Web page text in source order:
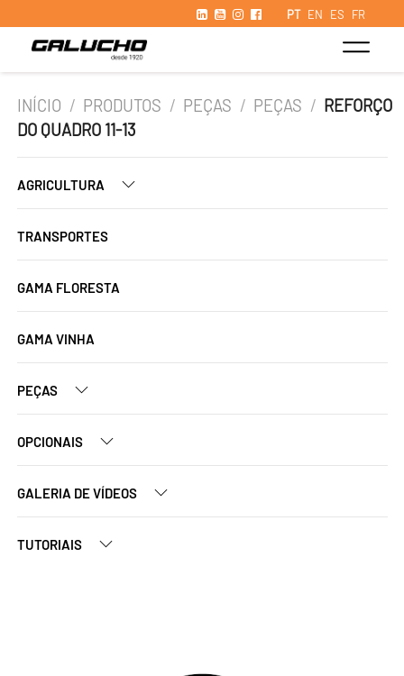
PT EN ES FR
INÍCIO / PRODUTOS / PEÇAS / PEÇAS / REFORÇO
DO QUADRO 11-13
AGRICULTURA
TRANSPORTES
GAMA FLORESTA
GAMA VINHA
PEÇAS
OPCIONAIS
GALERIA DE VÍDEOS
TUTORIAIS